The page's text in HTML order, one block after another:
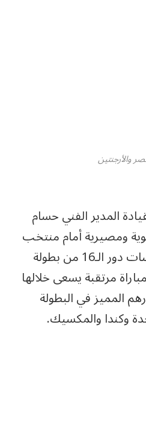
والأرجنتين
المدير الفني حسام
ومصيرية أمام منتخب
الأرجنتين، ضمن منافسات دور الـ16 من بطولة
2026، في مباراة مرتقبة يسعى خلالها
المميز في البطولة
وكندا والمكسيك.